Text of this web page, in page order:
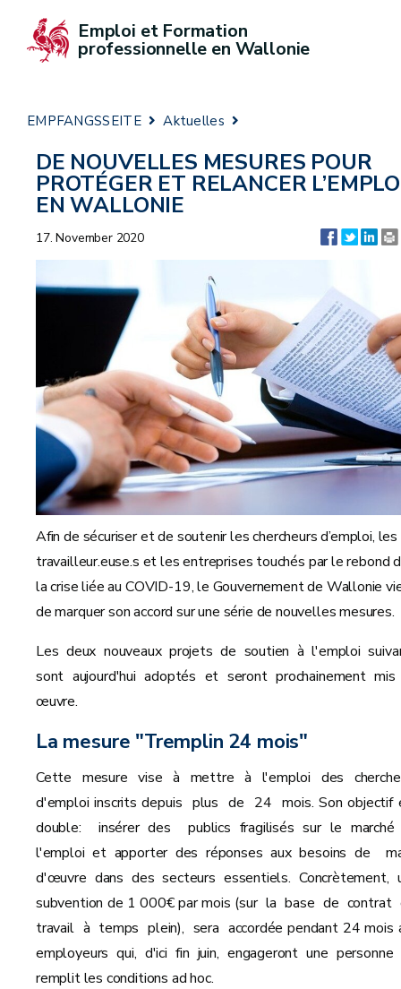
Emploi et Formation
professionnelle en Wallonie
EMPFANGSSEITE Aktuelles
DE NOUVELLES MESURES POUR
PROTÉGER ET RELANCER
EN WALLONIE
17. November 2020
Afin de sécuriser et de soutenir les chercheurs d’emploi, les
travailleur.euse.s et les entreprises touchés par le rebond
la crise liée au COVID-19, le Gouvernement de Wallonie
de marquer son accord sur une série de nouvelles mesures.
Les deux nouveaux projets de soutien à l'emploi
sont aujourd'hui adoptés et seront prochainement
œuvre.
La mesure "Tremplin 24 mois"
Cette mesure vise à mettre à l'emploi des
d'emploi inscrits depuis plus de 24 mois. Son objectif
double: insérer des publics fragilisés sur le marché
l'emploi et apporter des réponses aux besoins de
d'œuvre dans des secteurs essentiels. Concrètement,
subvention de 1 000€ par mois (sur la base de
travail à temps plein), sera accordée pendant 24 mois
employeurs qui, d'ici fin juin, engageront une personne
remplit les conditions ad hoc.